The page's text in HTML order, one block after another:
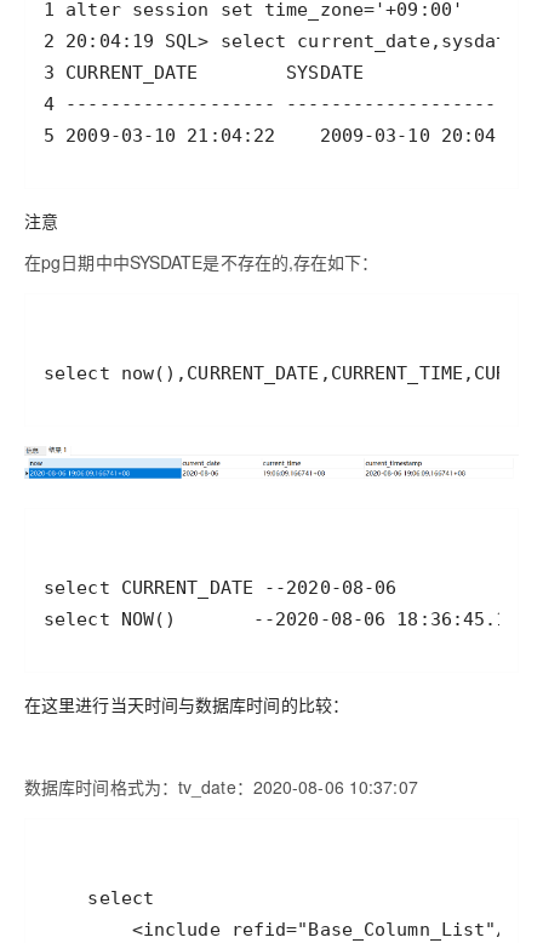
注意
在pg日期中中SYSDATE是不存在的,存在如下：
在这里进行当天时间与数据库时间的比较：
数据库时间格式为：tv_date：2020-08-06 10:37:07